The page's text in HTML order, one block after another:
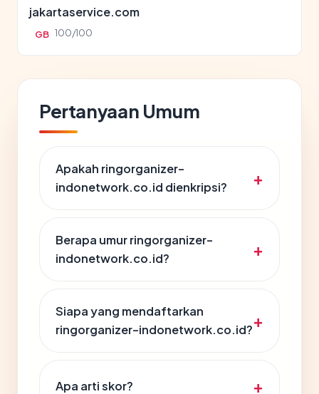
jakartaservice.com
GB 100/100
Pertanyaan Umum
Apakah ringorganizer-
indonetwork.co.id dienkripsi?
Berapa umur ringorganizer-
indonetwork.co.id?
Siapa yang mendaftarkan
ringorganizer-indonetwork.co.id?
Apa arti skor?